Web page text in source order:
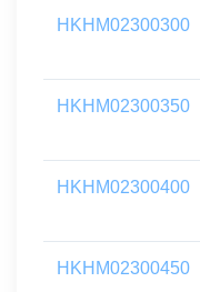
HKHM02300300
HKHM02300350
HKHM02300400
HKHM02300450